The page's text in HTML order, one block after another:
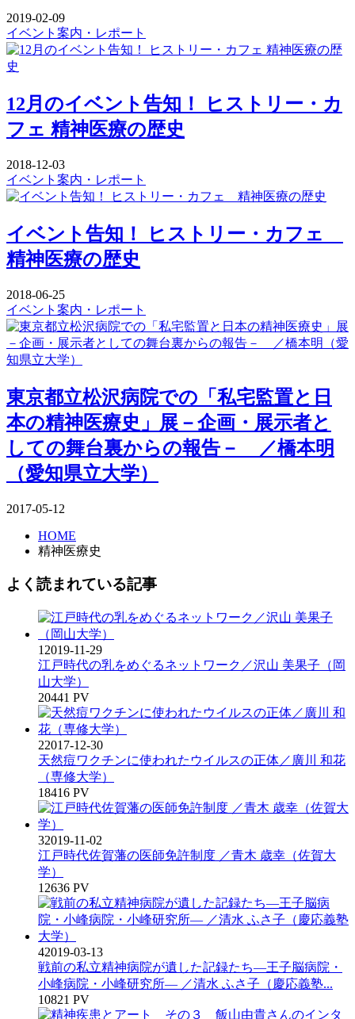
2019-02-09
イベント案内・レポート
12月のイベント告知！ ヒストリー・カ
フェ 精神医療の歴史
2018-12-03
イベント案内・レポート
イベント告知！ ヒストリー・カフェ
精神医療の歴史
2018-06-25
イベント案内・レポート
東京都立松沢病院での「私宅監置と日
本の精神医療史」展－企画・展示者と
しての舞台裏からの報告－ ／橋本明
（愛知県立大学）
2017-05-12
HOME
精神医療史
よく読まれている記事
1 2019-11-29
江戸時代の乳をめぐるネットワーク／沢山 美果子（岡
山大学）
20441 PV
22017-12-30
天然痘ワクチンに使われたウイルスの正体／廣川 和花
（専修大学）
18416 PV
32019-11-02
江戸時代佐賀藩の医師免許制度 ／青木 歳幸（佐賀大
学）
12636 PV
42019-03-13
戦前の私立精神病院が遺した記録たち―王子脳病院・
小峰病院・小峰研究所― ／清水 ふさ子（慶応義塾...
10821 PV